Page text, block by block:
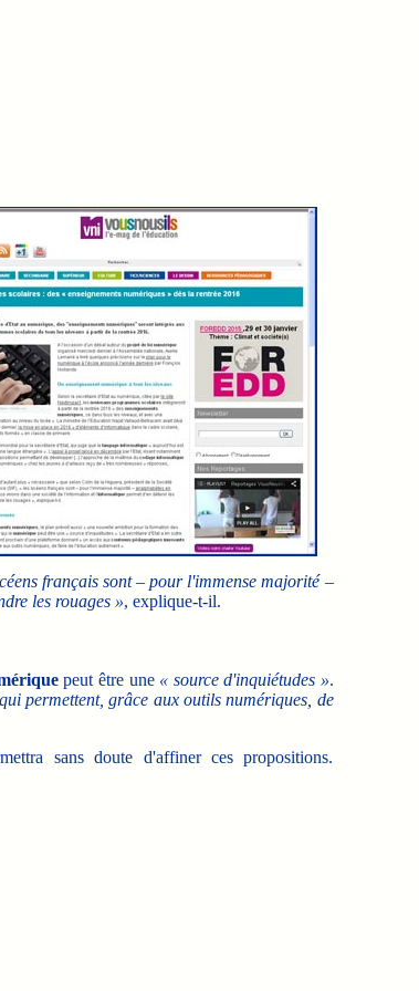
français sont – pour l'immense majorité –
les rouages », explique-t-il.
peut être une « source d'inquiétudes ».
qui permettent, grâce aux outils numériques, de
sans doute d'affiner ces propositions.